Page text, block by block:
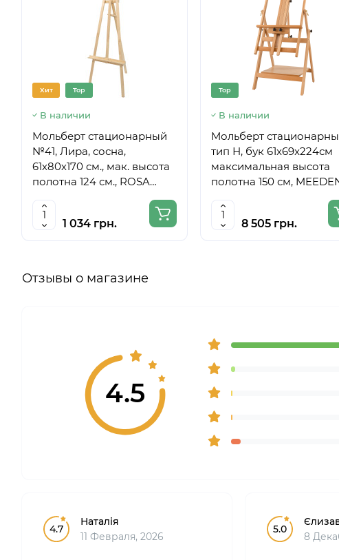
Хит Top
В наличии
Мольберт стационарный
№41, Лира, сосна,
61х80х170 см., мак. высота
полотна 124 см., ROSA
1 034 грн.
Top
В наличии
Мольберт
тип Н, бук 61x69x224см
максимальная высота
полотна 150 см,
8 505 грн.
Отзывы о магазине
4.5
4.7
Наталія
11 Февраля, 2026
5.0
8